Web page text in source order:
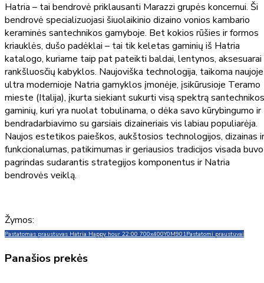
Hatria – tai bendrovė priklausanti Marazzi grupės koncernui. Ši
bendrovė specializuojasi šiuolaikinio dizaino vonios kambario
keraminės santechnikos gamyboje. Bet kokios rūšies ir formos
kriauklės, dušo padėklai – tai tik keletas gaminių iš Hatria
katalogo, kuriame taip pat pateikti baldai, lentynos, aksesuarai
rankšluosčių kabyklos. Naujoviška technologija, taikoma naujoje
ultra modernioje Natria gamyklos įmonėje, įsikūrusioje Teramo
mieste (Italija), įkurta siekiant sukurti visą spektrą santechnikos
gaminių, kuri yra nuolat tobulinama, o dėka savo kūrybingumo ir
bendradarbiavimo su garsiais dizaineriais vis labiau populiarėja.
Naujos estetikos paieškos, aukštosios technologijos, dizainas ir
funkcionalumas, patikimumas ir geriausios tradicijos visada buvo
pagrindas sudarantis strategijos komponentus ir Natria
bendrovės veiklą.
Žymos:
Pastatomas praustuvas Hatria Happy hour 22:00 700x400Y0M901Pastatomi praustuvai
Panašios prekės